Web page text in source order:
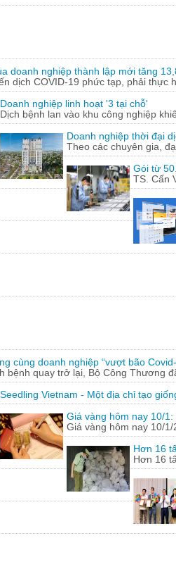
doanh nghiệp thành lập mới tăng
dịch COVID-19 phức tạp, phải thực
Doanh nghiệp linh hoạt '3 tại chỗ'
Dịch bệnh lan vào khu công nghiệp
Doanh nghiệp thời đại
Theo các chuyên gia,
Gói từ
TS. Cấn
cùng doanh nghiệp “vượt bão
bệnh quay trở lại, Bộ Công Thương
Seedling Vietnam - Một địa chỉ tạo
Giá vàng hôm nay 10/
Giá vàng hôm nay 10/
Hơn 16
Hơn 16